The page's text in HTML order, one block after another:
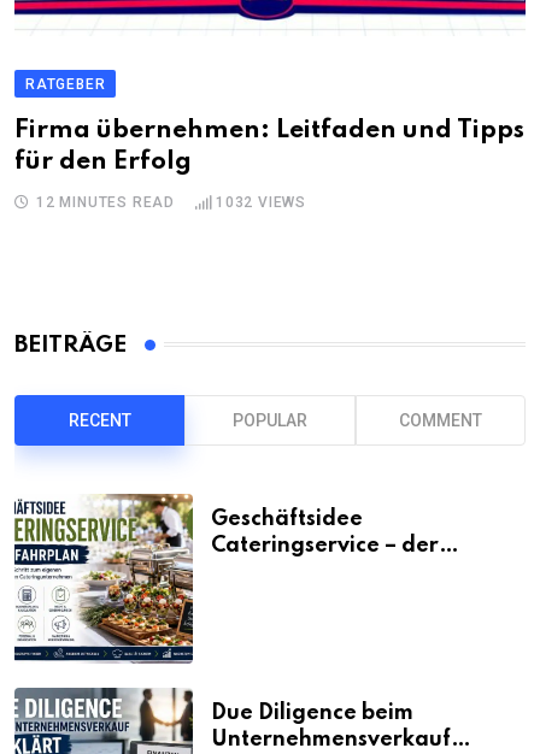
RATGEBER
Firma übernehmen: Leitfaden und Tipps
für den Erfolg
12 MINUTES READ 1032 VIEWS
BEITRÄGE
RECENT POPULAR COMMENT
Geschäftsidee
Cateringservice – der
Due Diligence beim
Unternehmensverkauf